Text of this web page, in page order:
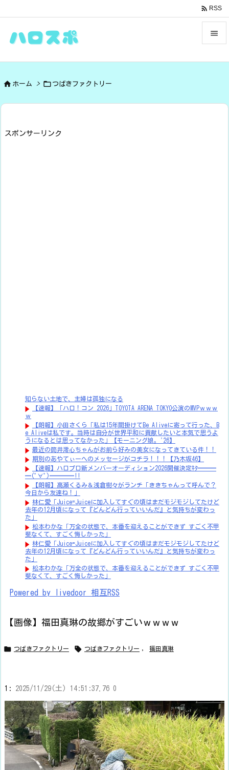


 RSS
 ホーム >  つばきファクトリー
スポンサーリンク
知らない土地で、主婦は孤独になる
【速報】「ハロ！コン 2026」TOYOTA ARENA TOKYO公演のMVPｗｗｗ
ｗ
【朗報】小田さくら「私は15年間掛けてBe Aliveに寄って行った、B
e Aliveは私です。当時は自分が世界平和に貢献したいと本気で思うよ
うになるとは思ってなかった」【モーニング娘。'26】
最近の筒井澪心ちゃんがお前ら好みの美女になってきている件！！
期別のあやてぃーへのメッセージがコチラ！！！【乃木坂46】
【速報】ハロプロ新メンバーオーディション2026開催決定ｷﾀ━━━
━(ﾟ∀ﾟ)━━━━!!
【朗報】高瀬くるみ＆浅倉樹々がランチ「ききちゃんって呼んで？
今日から友達ね！」
林仁愛「Juice=Juiceに加入してすぐの頃はまだモジモジしてたけど
去年の12月頃になって『どんどん行っていいんだ』と気持ちが変わっ
た」
松本わかな「万全の状態で、本番を迎えることができず すごく不甲
斐なくて、すごく悔しかった」
林仁愛「Juice=Juiceに加入してすぐの頃はまだモジモジしてたけど
去年の12月頃になって『どんどん行っていいんだ』と気持ちが変わっ
た」
松本わかな「万全の状態で、本番を迎えることができず すごく不甲
斐なくて、すごく悔しかった」
Powered by livedoor 相互RSS
【画像】福田真琳の故郷がすごいｗｗｗｗ
 つばきファクトリー  つばきファクトリー , 福田真琳
1: 2025/11/29(土) 14:51:37.76 0